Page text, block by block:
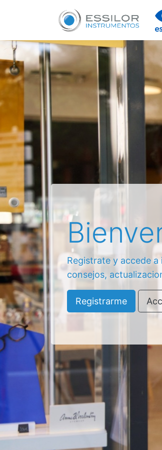
Registrate y accede
consejos,
Registrarme